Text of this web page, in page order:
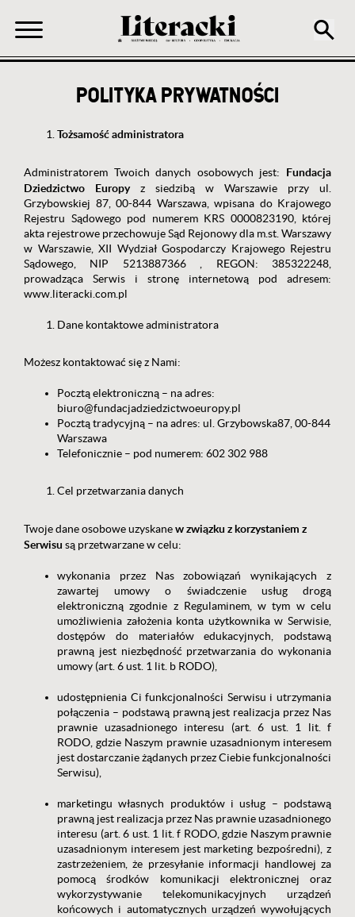
POLITYKA PRYWATNOŚCI
Tożsamość administratora
Administratorem Twoich danych osobowych jest: Fundacja
Dziedzictwo Europy z siedzibą w Warszawie przy ul.
Grzybowskiej 87, 00-844 Warszawa, wpisana do Krajowego
Rejestru Sądowego pod numerem KRS 0000823190, której
akta rejestrowe przechowuje Sąd Rejonowy dla m.st. Warszawy
w Warszawie, XII Wydział Gospodarczy Krajowego Rejestru
Sądowego, NIP 5213887366 , REGON: 385322248,
prowadząca Serwis i stronę internetową pod adresem:
www.literacki.com.pl
Dane kontaktowe administratora
Możesz kontaktować się z Nami:
Pocztą elektroniczną – na adres:
biuro@fundacjadziedzictwoeuropy.pl
Pocztą tradycyjną – na adres: ul. Grzybowska87, 00-844
Warszawa
Telefonicznie – pod numerem: 602 302 988
Cel przetwarzania danych
Twoje dane osobowe uzyskanew związku z korzystaniem z
Serwisu są przetwarzane w celu:
wykonania przez Nas zobowiązań wynikających z
zawartej umowy o świadczenie usług drogą
elektroniczną zgodnie z Regulaminem, w tym w celu
umożliwienia założenia konta użytkownika w Serwisie,
dostępów do materiałów edukacyjnych, podstawą
prawną jest niezbędność przetwarzania do wykonania
umowy (art. 6 ust. 1 lit. b RODO),
udostępnienia Ci funkcjonalności Serwisu i utrzymania
połączenia – podstawą prawną jest realizacja przez Nas
prawnie uzasadnionego interesu (art. 6 ust. 1 lit. f
RODO, gdzie Naszym prawnie uzasadnionym interesem
jest dostarczanie żądanych przez Ciebie funkcjonalności
Serwisu),
marketingu własnych produktów i usług – podstawą
prawną jest realizacja przez Nas prawnie uzasadnionego
interesu (art. 6 ust. 1 lit. f RODO, gdzie Naszym prawnie
uzasadnionym interesem jest marketing bezpośredni), z
zastrzeżeniem, że przesyłanie informacji handlowej za
pomocą środków komunikacji elektronicznej oraz
wykorzystywanie telekomunikacyjnych urządzeń
końcowych i automatycznych urządzeń wywołujących